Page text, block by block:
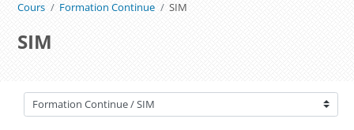
Cours Formation Continue SIM
SIM
Catégories de cours